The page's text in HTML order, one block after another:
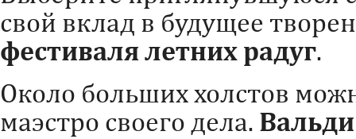
свой вклад в будущее
фестиваля летних радуг.
Около больших холстов
маэстро своего дела. Вальди